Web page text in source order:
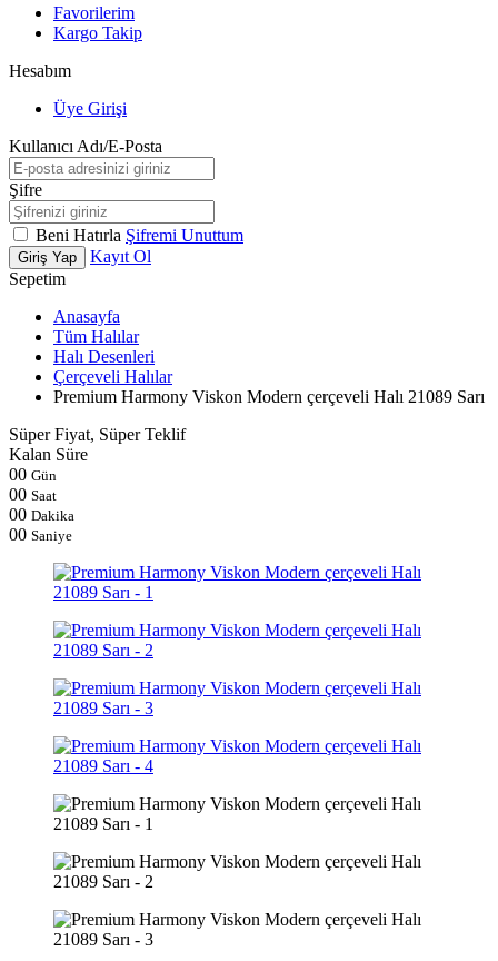
Favorilerim
Kargo Takip
Hesabım
Üye Girişi
Kullanıcı Adı/E-Posta
Şifre
Beni Hatırla Şifremi Unuttum
Giriş Yap
Kayıt Ol
Sepetim
Anasayfa
Tüm Halılar
Halı Desenleri
Çerçeveli Halılar
Premium Harmony Viskon Modern çerçeveli Halı 21089 Sarı
Süper Fiyat, Süper Teklif
Kalan Süre
00 Gün
00 Saat
00 Dakika
00 Saniye